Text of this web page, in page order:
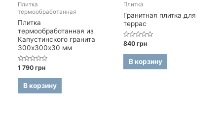
Плитка
термообработанная
Плитка
термообработанная из
Капустинского гранита
300х300х30 мм
Оценка
0
из
1 790грн
В корзину
Плитка
Гранитная плитка для
террас
Оценка
0
из
840грн
В корзину